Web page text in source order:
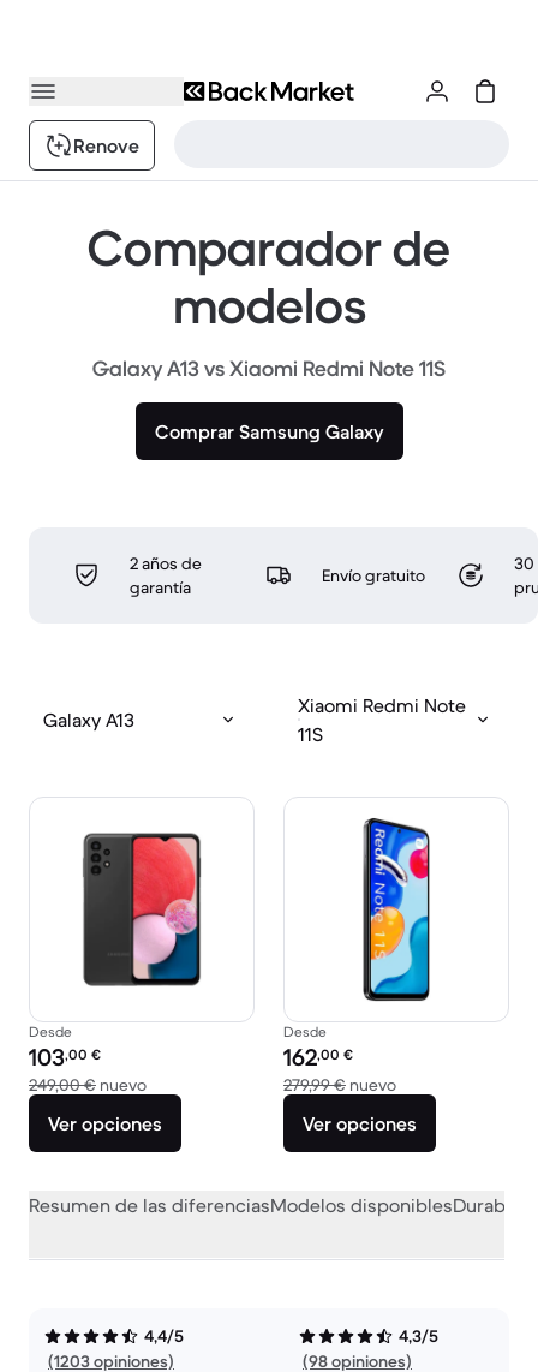
Renove
Comparador de
modelos
Galaxy A13 vs Xiaomi Redmi Note 11S
Comprar Samsung Galaxy
2 años de
garantía
Envío gratuito
30
Galaxy A13
Xiaomi Redmi Note
11S
Desde
Precio reacondicionado:
103,00 €
249,00 € nuevoEl dispositivo nuevo vale 249,00 €
Ver opciones
Desde
Precio reacondicionado:
162,00 €
279,99 € nuevoEl dispositivo
Ver opciones
Resumen de las diferenciasModelos disponibles
4,4/5
(1203 opiniones)
4,3/5
(98 opiniones)